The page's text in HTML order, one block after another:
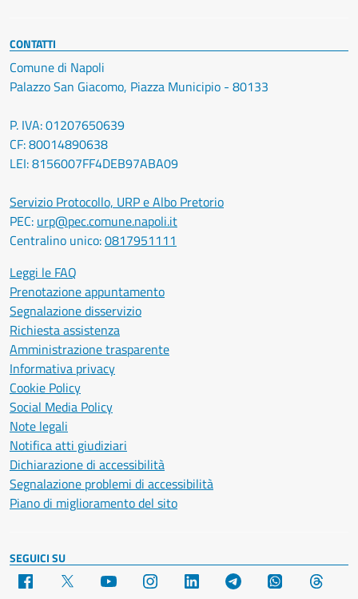
CONTATTI
Comune di Napoli
Palazzo San Giacomo, Piazza Municipio - 80133
P. IVA: 01207650639
CF: 80014890638
LEI: 8156007FF4DEB97ABA09
Servizio Protocollo, URP e Albo Pretorio
PEC: urp@pec.comune.napoli.it
Centralino unico:0817951111
Leggi le FAQ
Prenotazione appuntamento
Segnalazione disservizio
Richiesta assistenza
Amministrazione trasparente
Informativa privacy
Cookie Policy
Social Media Policy
Note legali
Notifica atti giudiziari
Dichiarazione di accessibilità
Segnalazione problemi di accessibilità
Piano di miglioramento del sito
SEGUICI SU
Facebook YouTube Instagram LinkedIn Telegram WhatsApp